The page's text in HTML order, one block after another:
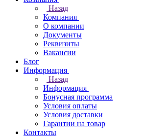
Назад
Компания
О компании
Документы
Реквизиты
Вакансии
Блог
Информация
Назад
Информация
Бонусная программа
Условия оплаты
Условия доставки
Гарантии на товар
Контакты